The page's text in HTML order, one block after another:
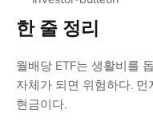
한 줄 정리
월배당 ETF는 생활비를
자체가 되면 위험하다.
현금이다.